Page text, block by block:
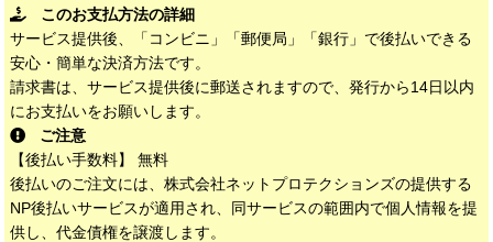
このお支払方法の詳細
サービス提供後、「コンビニ」「郵便局」「銀行」で後払いできる
安心・簡単な決済方法です。
請求書は、サービス提供後に郵送されますので、発行から14日以内
にお支払いをお願いします。
ご注意
【後払い手数料】 無料
後払いのご注文には、株式会社ネットプロテクションズの提供する
NP後払いサービスが適用され、同サービスの範囲内で個人情報を提
供し、代金債権を譲渡します。